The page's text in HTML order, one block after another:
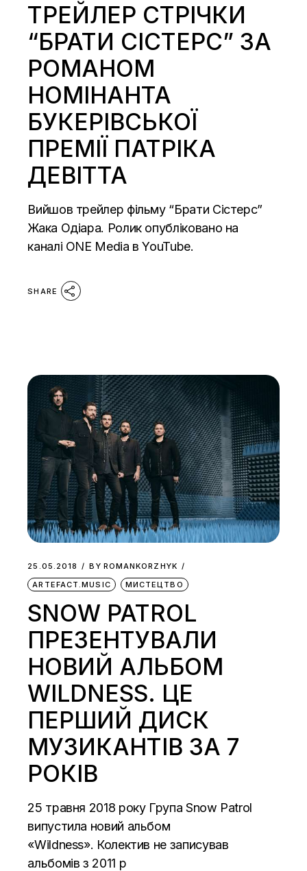
ТРЕЙЛЕР СТРІЧКИ
“БРАТИ СІСТЕРС” ЗА
РОМАНОМ
НОМІНАНТА
БУКЕРІВСЬКОЇ
ПРЕМІЇ ПАТРІКА
ДЕВІТТА
Вийшов трейлер фільму “Брати Сістерс”
Жака Одіара. Ролик опубліковано на
каналі ONE Media в YouTube.
SHARE
25.05.2018 BY ROMANKORZHYK
ARTEFACT.MUSIC
МИСТЕЦТВО
SNOW PATROL
ПРЕЗЕНТУВАЛИ
НОВИЙ АЛЬБОМ
WILDNESS. ЦЕ
ПЕРШИЙ ДИСК
МУЗИКАНТІВ ЗА 7
РОКІВ
25 травня 2018 року Група Snow Patrol
випустила новий альбом
«Wildness». Колектив не записував
альбомів з 2011 р